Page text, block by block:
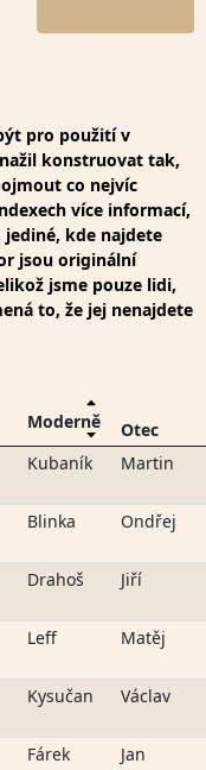
pro použití v
konstruovat tak,
co nejvíc
více informací,
kde najdete
jsou originální
jsme pouze lidi,
to, že jej nenajdete
Moderně
Otec
Kubaník Martin
Blinka Ondřej
Drahoš Jiří
Leff Matěj
Kysučan Václav
Fárek Jan